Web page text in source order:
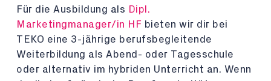
Für die Ausbildung als Dipl.
Marketingmanager/in HF bieten wir dir bei
TEKO eine 3-jährige berufsbegleitende
Weiterbildung als Abend- oder Tagesschule
oder alternativ im hybriden Unterricht an. Wenn